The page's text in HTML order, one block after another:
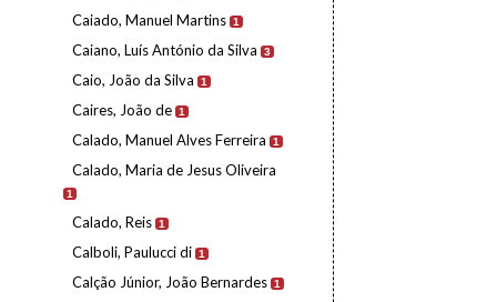
Caiado, Manuel Martins 1
Caiano, Luís António da Silva 3
Caio, João da Silva 1
Caires, João de 1
Calado, Manuel Alves Ferreira 1
Calado, Maria de Jesus Oliveira
1
Calado, Reis 1
Calboli, Paulucci di 1
Calção Júnior, João Bernardes 1